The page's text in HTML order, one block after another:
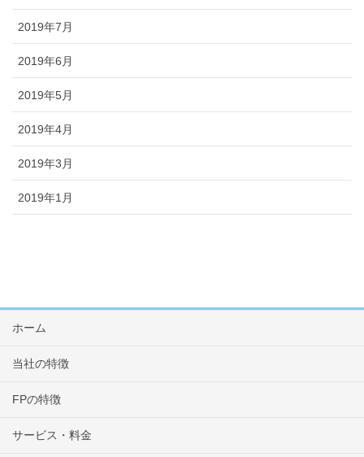
2019年7月
2019年6月
2019年5月
2019年4月
2019年3月
2019年1月
ホーム
当社の特徴
FPの特徴
サービス・料金